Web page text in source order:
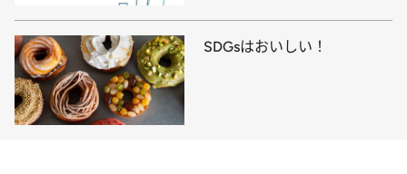
SDGsはおいしい！